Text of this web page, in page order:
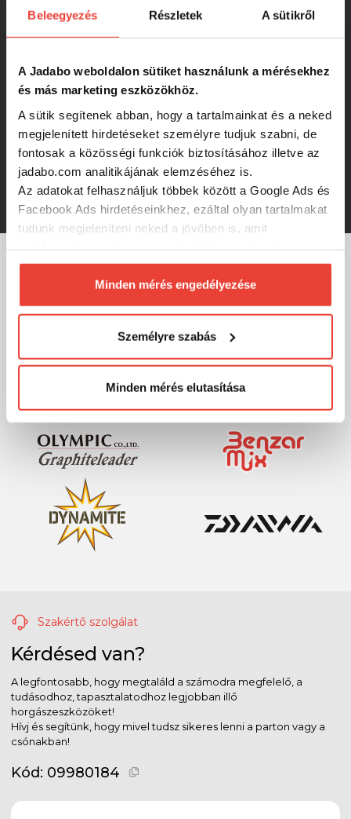
Beleegyezés Részletek A sütikről
A Jadabo weboldalon sütiket használunk a mérésekhez
és más marketing eszközökhöz.
A sütik segítenek abban, hogy a tartalmainkat és a neked
megjelenített hirdetéseket személyre tudjuk szabni, de
fontosak a közösségi funkciók biztosításához illetve az
jadabo.com analitikájának elemzéséhez is.
Az adatokat felhasználjuk többek között a Google Ads és
Facebook Ads hirdetéseinkhez, ezáltal olyan tartalmakat
tudunk megjeleníteni neked a jövőben is, amit
biztosításához arra kérünk, hogy engedd meg
számunkra minden mérés használatát.
Természetesensoha semmilyen formában nem fogunk
megváltoztathatod a döntésed ezzel kapcsolatban.
Előre is köszönjük!
Minden mérés engedélyezése
Személyre szabás
Minden mérés elutasítása
CZ Cyclone esőkabát, M
5 370 Ft
CZ Cyclone esőkabát, XXL
5 370 Ft
MÁRKÁINK
Szakértő szolgálat
Kérdésed van?
A legfontosabb, hogy megtaláld a számodra megfelelő, a
tudásodhoz, tapasztalatodhoz legjobban illő
horgászeszközöket!
Hívj és segítünk, hogy mivel tudsz sikeres lenni a parton vagy a
csónakban!
Kód: 09980184